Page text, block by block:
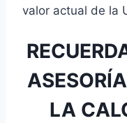
valor actual de la
LA